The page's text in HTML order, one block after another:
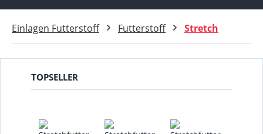
Einlagen Futterstoff Futterstoff Stretch
TOPSELLER